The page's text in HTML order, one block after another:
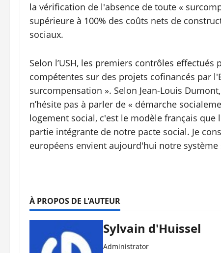
la vérification de l'absence de toute «
supérieure à 100% des coûts nets de
sociaux.
Selon l’USH, les premiers contrôles
compétentes sur des projets cofinancés par
surcompensation ». Selon Jean-Louis
n’hésite pas à parler de « démarche
logement social, c'est le modèle français
partie intégrante de notre pacte social. Je
européens envient aujourd'hui notre système
À PROPOS DE L'AUTEUR
Sylvain d'Huissel
Administrator